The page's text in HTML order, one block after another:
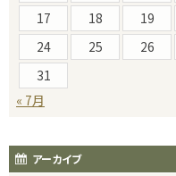
17
18 19
24
25 26
31
« 7月
アーカイブ